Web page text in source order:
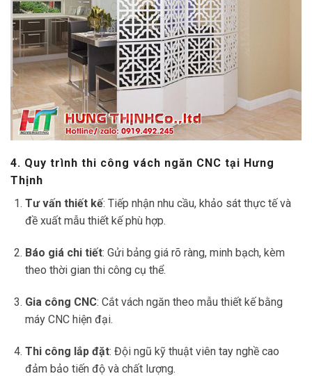
4. Quy trình thi công vách ngăn CNC tại Hưng
Thịnh
Tư vấn thiết kế: Tiếp nhận nhu cầu, khảo sát thực tế và
đề xuất mẫu thiết kế phù hợp.
Báo giá chi tiết: Gửi bảng giá rõ ràng, minh bạch, kèm
theo thời gian thi công cụ thể.
Gia công CNC: Cắt vách ngăn theo mẫu thiết kế bằng
máy CNC hiện đại.
Thi công lắp đặt: Đội ngũ kỹ thuật viên tay nghề cao
đảm bảo tiến độ và chất lượng.